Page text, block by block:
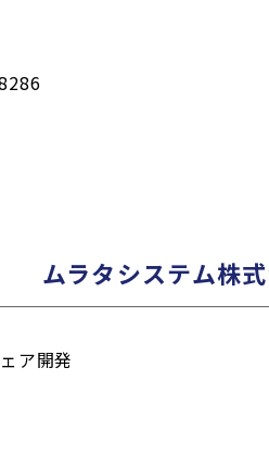
ムラタシステム株
ア開発